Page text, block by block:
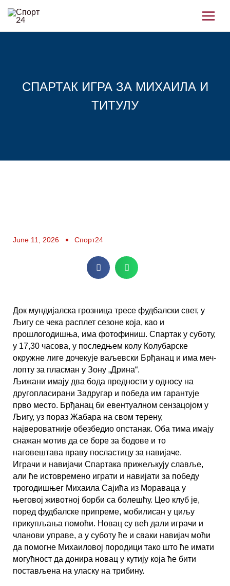
СПАРТАК ИГРА ЗА МИХАИЛА И
ТИТУЛУ
June 11, 2026 Спорт24
Док мундијалска грозница тресе фудбалски свет, у
Љигу се чека расплет сезоне која, као и
прошлогодишња, има фотофиниш. Спартак у суботу,
у 17,30 часова, у последњем колу Колубарске
окружне лиге дочекује ваљевски Брђанац и има меч-
лопту за пласман у Зону „Дрина“.
Љижани имају два бода предности у односу на
другопласирани Задругар и победа им гарантује
прво место. Брђанац би евентуалном сензацојом у
Љигу, уз пораз Жабара на свом терену,
највероватније обезбедио опстанак. Оба тима имају
снажан мотив да се боре за бодове и то
наговештава праву посластицу за навијаче.
Играчи и навијачи Спартака прижељкују славље,
али ће истовремено играти и навијати за победу
трогодишњег Михаила Сајића из Мораваца у
његовој животној борби са болешћу. Цео клуб је,
поред фудбалске припреме, мобилисан у циљу
прикупљања помоћи. Новац су већ дали играчи и
чланови управе, а у суботу ће и сваки навијач моћи
да помогне Михаиловој породици тако што ће имати
могућност да донира новац у кутију која ће бити
постављена на уласку на трибину.